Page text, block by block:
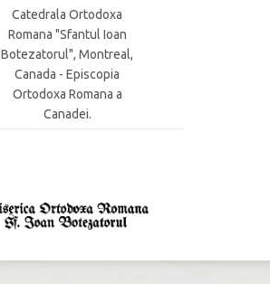
Catedrala Ortodoxa
Romana "Sfantul Ioan
Botezatorul", Montreal,
Canada - Episcopia
Ortodoxa Romana a
Canadei.